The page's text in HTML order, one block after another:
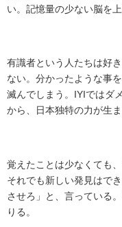
い。記憶量の少ない脳を
有識者という人たちは好
ない。分かったような事
滅んでしまう。IYIではダ
から、日本独特の力が生ま
覚えたことは少なくても
それでも新しい発見はで
させろ」と、言っている
りる。